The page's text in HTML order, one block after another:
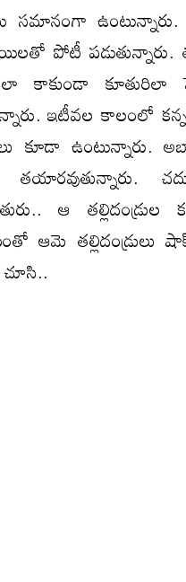
పోటీ పడుతున్నారు.
కాకుండా కూతురిలా
ఇటీవల కాలంలో
కూడా ఉంటున్నారు.
ఆ తల్లిదండ్రుల
ఆమె తల్లిదండ్రులు